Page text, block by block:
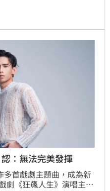
首歌是從一場無聲的墜落
：無法完美發揮
首戲劇主題曲，成為新
劇《狂飆人生》演唱主題